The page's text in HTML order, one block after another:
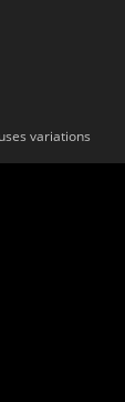
variations